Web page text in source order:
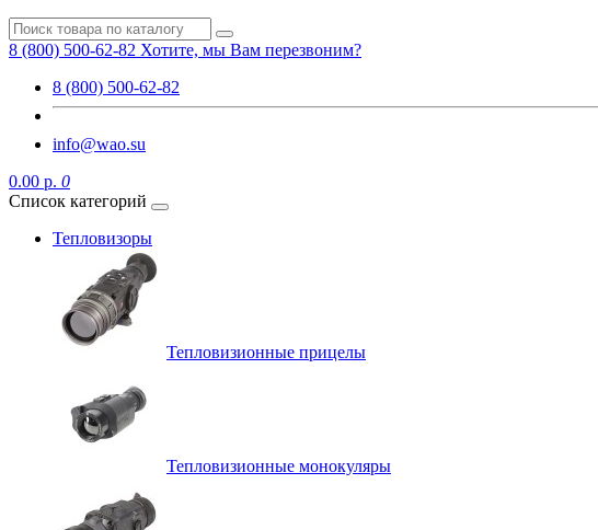
8 (800) 500-62-82 Хотите, мы Вам перезвоним?
8 (800) 500-62-82
info@wao.su
0.00 р. 0
Список категорий
Тепловизоры
Тепловизионные прицелы
Тепловизионные монокуляры